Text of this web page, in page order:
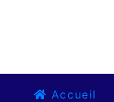
Accueil